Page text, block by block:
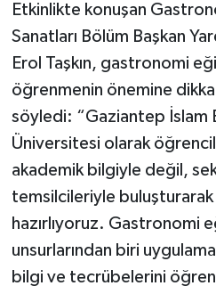
Etkinlikte konuşan
Sanatları Bölüm Başkan
Erol Taşkın, gastronomi
öğrenmenin önemine
söyledi: “Gaziantep İslam
Üniversitesi olarak
akademik bilgiyle değil,
temsilcileriyle
hazırlıyoruz. Gastronomi
unsurlarından biri
bilgi ve tecrübelerini